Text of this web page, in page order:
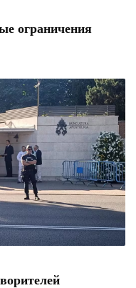
ограничения